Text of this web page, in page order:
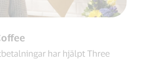
har hjälpt Three